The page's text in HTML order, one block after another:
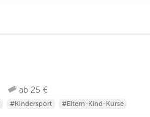
ab 25 €
#Kindersport #Eltern-Kind-Kurse